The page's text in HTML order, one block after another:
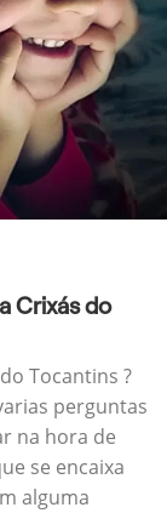
Crixás do
Tocantins ?
perguntas
na hora de
se encaixa
alguma